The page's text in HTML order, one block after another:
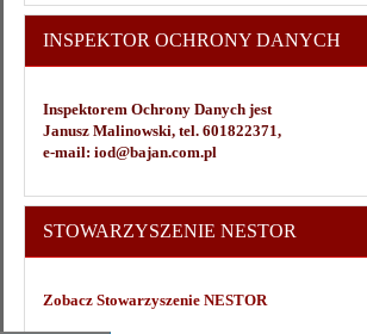
INSPEKTOR OCHRONY DANYCH
Inspektorem Ochrony Danych jest
Janusz Malinowski, tel. 601822371,
e-mail: iod@bajan.com.pl
STOWARZYSZENIE NESTOR
Zobacz Stowarzyszenie NESTOR